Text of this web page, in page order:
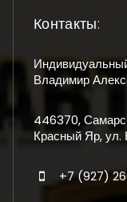
Контакты:
Владимир
446370,
Красный Яр, ул.
+7 (927)